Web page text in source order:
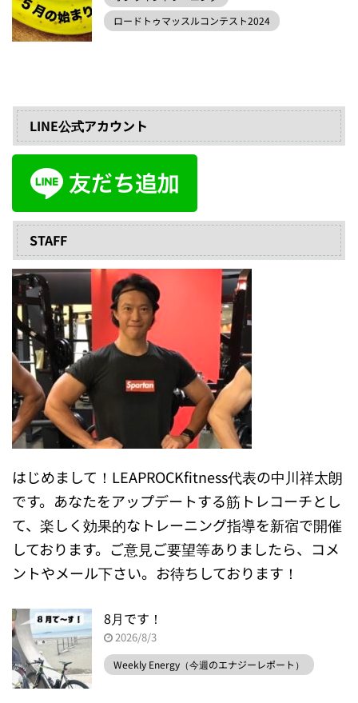
ロードトゥマッスルコンテスト2024
LINE公式アカウント
STAFF
はじめまして！LEAPROCKfitness代表の中川祥太朗
です。あなたをアップデートする筋トレコーチとし
て、楽しく効果的なトレーニング指導を新宿で開催
しております。ご意見ご要望等ありましたら、コメ
ントやメール下さい。お待ちしております！
8月です！
2026/8/3
Weekly Energy（今週のエナジーレポート）